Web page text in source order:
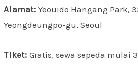
Alamat: Yeouido Hangang Park,
Yeongdeungpo-gu, Seoul
Tiket: Gratis, sewa sepeda mulai